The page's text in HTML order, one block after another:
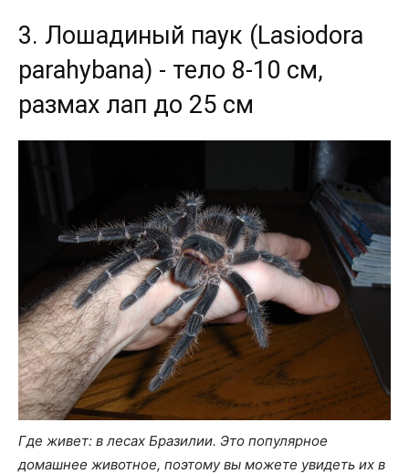
3. Лошадиный паук (Lasiodora
parahybana) - тело 8-10 см,
размах лап до 25 см
Где живет: в лесах Бразилии. Это популярное
домашнее животное, поэтому вы можете увидеть их в